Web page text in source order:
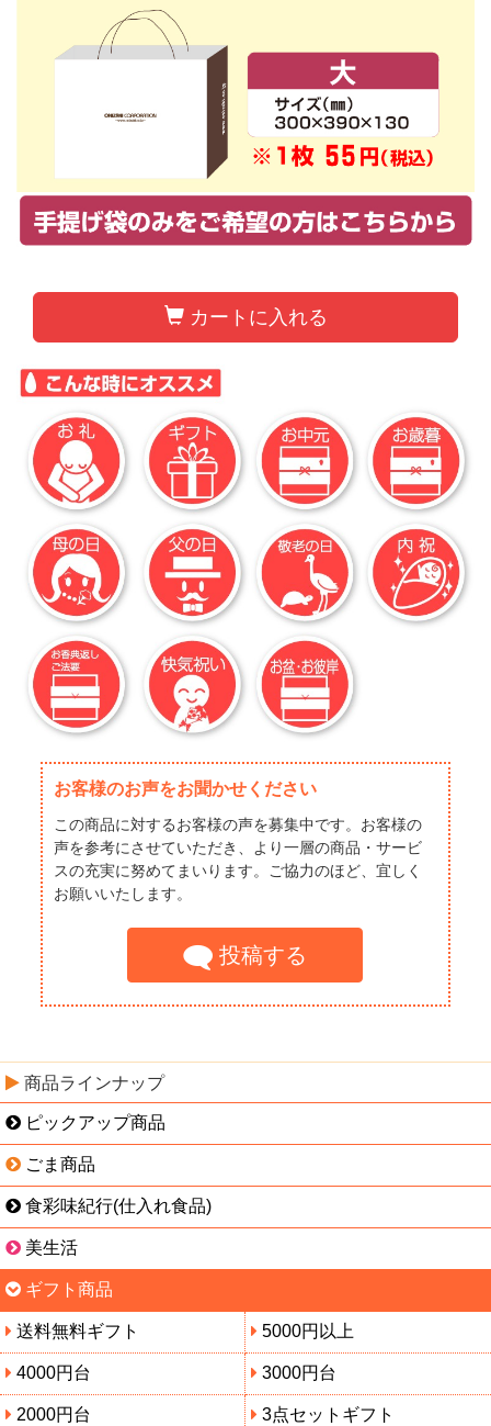
カートに入れる
お客様のお声をお聞かせください
この商品に対するお客様の声を募集中です。お客様の
声を参考にさせていただき、より一層の商品・サービ
スの充実に努めてまいります。ご協力のほど、宜しく
お願いいたします。
投稿する
商品ラインナップ
ピックアップ商品
ごま商品
食彩味紀行(仕入れ食品)
美生活
ギフト商品
送料無料ギフト 5000円以上
4000円台 3000円台
2000円台 3点セットギフト